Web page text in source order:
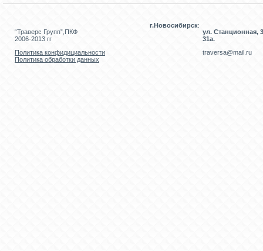
“Траверс Групп”,ПКФ
2006-2013 гг
Политика конфидициальности
Политика обработки данных
г.Новосибирск:
ул. Станционная,
31а.
traversa@mail.ru